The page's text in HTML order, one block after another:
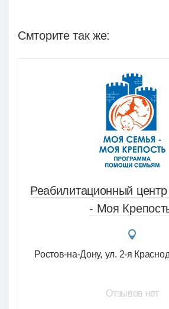
Смторите так же:
Реабилитационный
- Моя
Ростов-на-Дону ул. 2-я
Отзывов нет